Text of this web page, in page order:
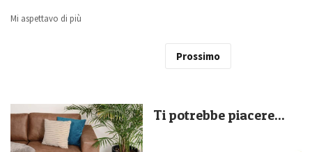
Mi aspettavo di più
Prossimo
Ti potrebbe piacere...